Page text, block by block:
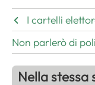
I cartelli
Non parlerò di
Nella stessa